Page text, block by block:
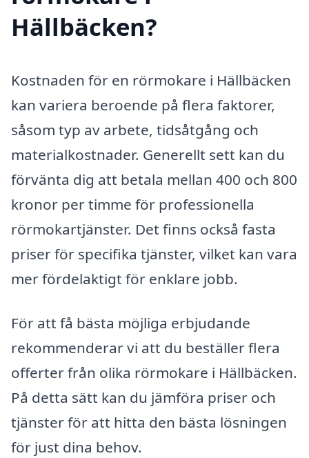
Hällbäcken?
Kostnaden för en rörmokare i Hällbäcken
kan variera beroende på flera faktorer,
såsom typ av arbete, tidsåtgång och
materialkostnader. Generellt sett kan du
förvänta dig att betala mellan 400 och 800
kronor per timme för professionella
rörmokartjänster. Det finns också fasta
priser för specifika tjänster, vilket kan vara
mer fördelaktigt för enklare jobb.
För att få bästa möjliga erbjudande
rekommenderar vi att du beställer flera
offerter från olika rörmokare i Hällbäcken.
På detta sätt kan du jämföra priser och
tjänster för att hitta den bästa lösningen
för just dina behov.